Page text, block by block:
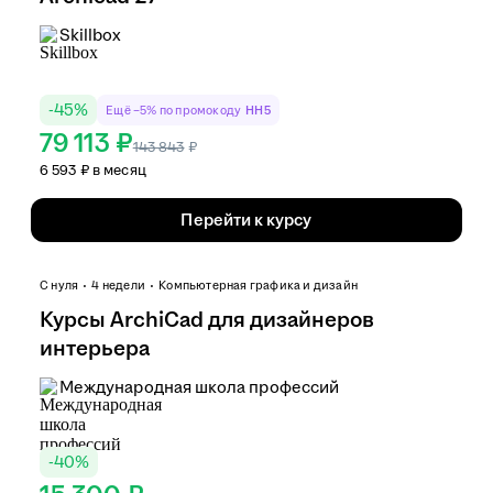
Skillbox
-45% Ещё −5% по промокоду HH5
79 113 ₽143 843 ₽
6 593 ₽ в месяц
Перейти к курсу
С нуля 4 недели Компьютерная графика и дизайн
Курсы ArchiCad для дизайнеров
интерьера
Международная школа профессий
-40%